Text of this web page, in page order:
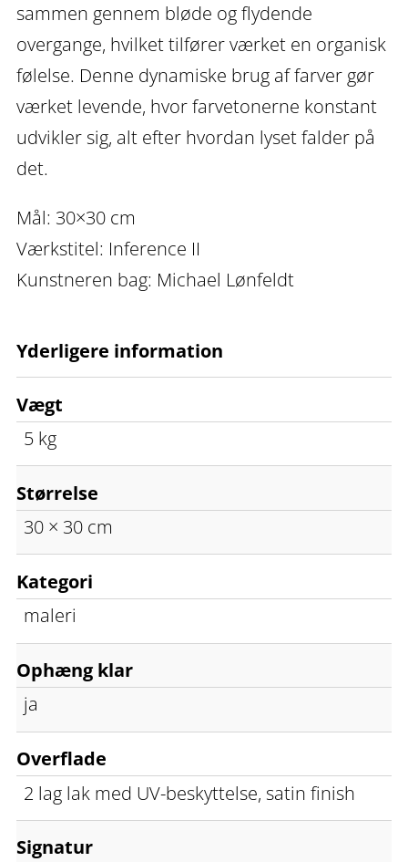
sammen gennem bløde og flydende
overgange, hvilket tilfører værket en organisk
følelse. Denne dynamiske brug af farver gør
værket levende, hvor farvetonerne konstant
udvikler sig, alt efter hvordan lyset falder på
det.
Mål: 30×30 cm
Værkstitel: Inference II
Kunstneren bag: Michael Lønfeldt
Yderligere information
Vægt
5 kg
Størrelse
30 × 30 cm
Kategori
maleri
Ophæng klar
ja
Overflade
2 lag lak med UV-beskyttelse, satin finish
Signatur